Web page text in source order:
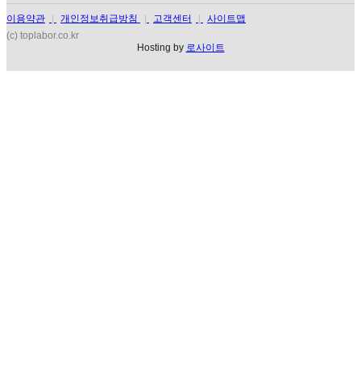
이용약관 개인정보취급방침 고객센터
사이트맵
(c) toplabor.co.kr
Hosting by 로사이트